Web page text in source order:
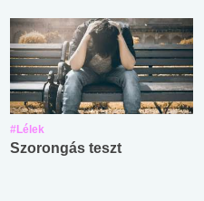
#Lélek
Szorongás teszt